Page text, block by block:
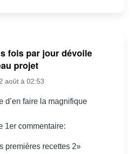
fois par jour dévoile
projet
août à 02:53
d’en faire la magnifique
1er commentaire:
premières recettes 2»